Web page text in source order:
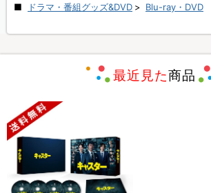
ドラマ・番組グッズ&DVD > Blu-ray・DVD
最近見た商品